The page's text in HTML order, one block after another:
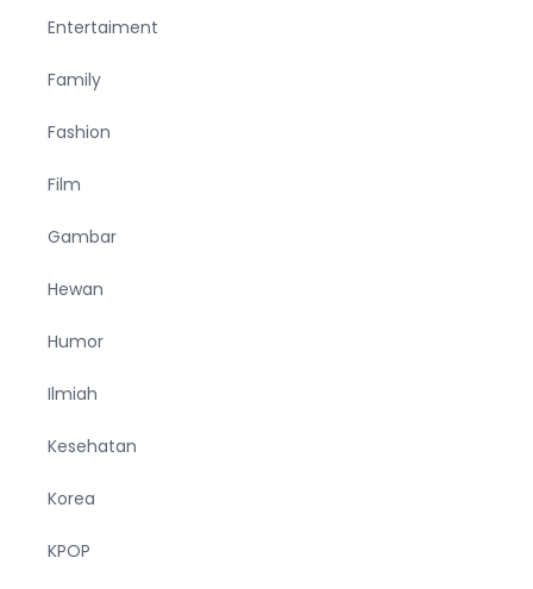
Entertaiment
Family
Fashion
Film
Gambar
Hewan
Humor
Ilmiah
Kesehatan
Korea
KPOP